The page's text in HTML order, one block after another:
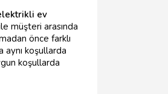
ev
müşteri arasında
önce farklı
aynı koşullarda
koşullarda